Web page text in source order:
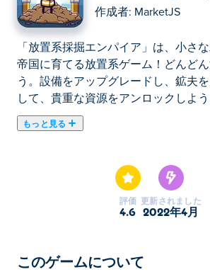
作成者: MarketJS
「放置系採掘エンパイア」は、小さ
帝国に育てる放置系ゲーム！どんど
う。設備をアップグレードし、鉱夫
して、貴重な資源をアンロックしよう
もっと見る
評価
4.6
更新されました
2022年4月
このゲームについて